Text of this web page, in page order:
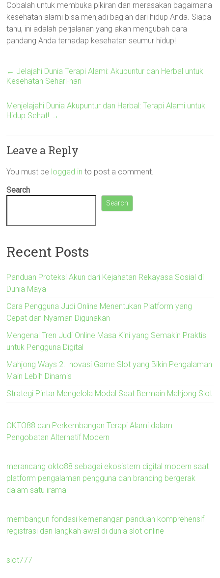
Cobalah untuk membuka pikiran dan merasakan bagaimana
kesehatan alami bisa menjadi bagian dari hidup Anda. Siapa
tahu, ini adalah perjalanan yang akan mengubah cara
pandang Anda terhadap kesehatan seumur hidup!
← Jelajahi Dunia Terapi Alami: Akupuntur dan Herbal untuk
Kesehatan Sehari-hari
Menjelajahi Dunia Akupuntur dan Herbal: Terapi Alami untuk
Hidup Sehat! →
Leave a Reply
You must be logged in to post a comment.
Search
Search
Recent Posts
Panduan Proteksi Akun dari Kejahatan Rekayasa Sosial di
Dunia Maya
Cara Pengguna Judi Online Menentukan Platform yang
Cepat dan Nyaman Digunakan
Mengenal Tren Judi Online Masa Kini yang Semakin Praktis
untuk Pengguna Digital
Mahjong Ways 2: Inovasi Game Slot yang Bikin Pengalaman
Main Lebih Dinamis
Strategi Pintar Mengelola Modal Saat Bermain Mahjong Slot
OKTO88 dan Perkembangan Terapi Alami dalam
Pengobatan Alternatif Modern
merancang okto88 sebagai ekosistem digital modern saat
platform pengalaman pengguna dan branding bergerak
dalam satu irama
membangun fondasi kemenangan panduan komprehensif
registrasi dan langkah awal di dunia slot online
slot777